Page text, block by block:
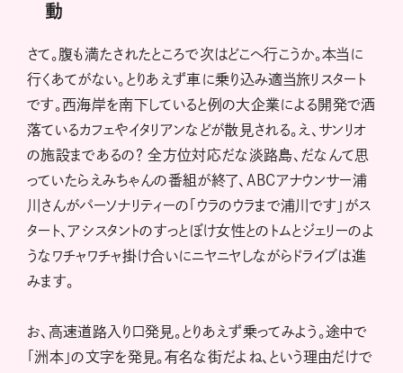
動
さて。腹も満たされたところで次はどこへ行こうか。本当に
行くあてがない。とりあえず車に乗り込み適当旅リスタート
です。西海岸を南下していると例の大企業による開発で洒
落ているカフェやイタリアンなどが散見される。え、サンリオ
の施設まであるの？ 全方位対応だな淡路島、だなんて思
っていたらえみちゃんの番組が終了、ABCアナウンサー浦
川さんがパーソナリティーの「ウラのウラまで浦川です」がス
タート、アシスタントのすっとぼけ女性とのトムとジェリーのよ
うなワチャワチャ掛け合いにニヤニヤしながらドライブは進
みます。
お、高速道路入り口発見。とりあえず乗ってみよう。途中で
「洲本」の文字を発見。有名な街だよね、という理由だけで